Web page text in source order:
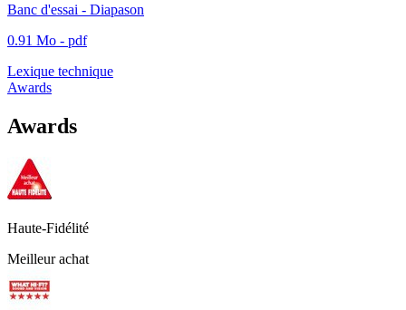
Banc d'essai - Diapason
0.91 Mo - pdf
Lexique technique
Awards
Awards
Haute-Fidélité
Meilleur achat